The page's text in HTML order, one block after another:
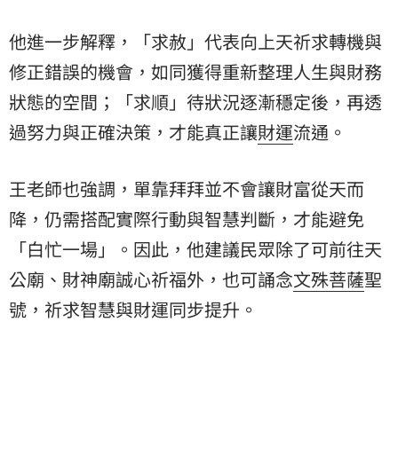
他進一步解釋，「求赦」代表向上天祈求轉機與
修正錯誤的機會，如同獲得重新整理人生與財務
狀態的空間；「求順」待狀況逐漸穩定後，再透
過努力與正確決策，才能真正讓財運流通。
王老師也強調，單靠拜拜並不會讓財富從天而
降，仍需搭配實際行動與智慧判斷，才能避免
「白忙一場」。因此，他建議民眾除了可前往天
公廟、財神廟誠心祈福外，也可誦念文殊菩薩聖
號，祈求智慧與財運同步提升。